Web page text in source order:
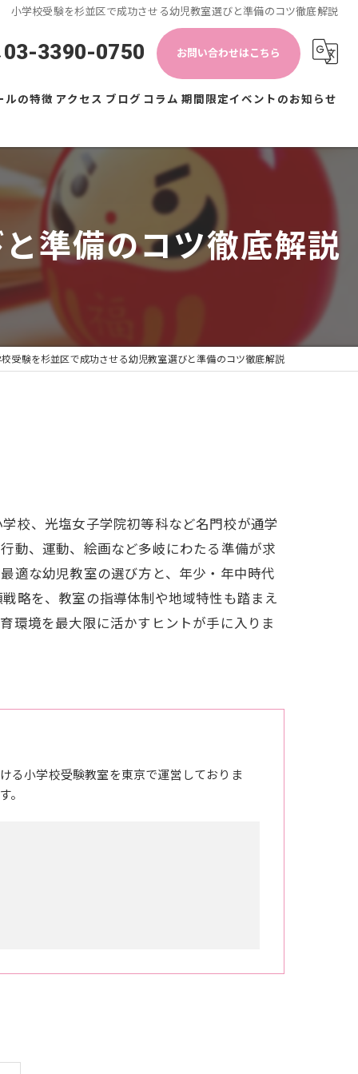
小学校受験を杉並区で成功させる幼児教室選びと準備のコツ徹底解説
03-3390-0750 お問い合わせはこちら
ルの特徴 アクセス ブログ コラム 期間限定イベントのお知らせ
準備のコツ徹底解説
受験を杉並区で成功させる幼児教室選びと準備のコツ徹底解説
校、光塩女子学院初等科など名門校が通学
動、運動、絵画など多岐にわたる準備が求
適な幼児教室の選び方と、年少・年中時代
略を、教室の指導体制や地域特性も踏まえ
環境を最大限に活かすヒントが手に入りま
る小学校受験教室を東京で運営しておりま
。